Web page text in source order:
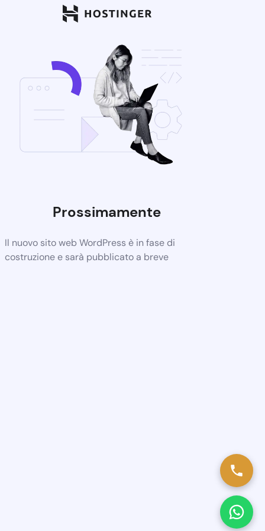
Prossimamente
Il nuovo sito web WordPress è in fase di
costruzione e sarà pubblicato a breve